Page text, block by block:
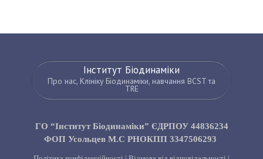
Інститут Біодинаміки
Про нас, Клініку Біодинаміки, навчання BCST та
TRE
ГО “Інститут Біодинаміки” ЄДРПОУ 44836234
ФОП Усольцев М.С РНОКПП 3347506293